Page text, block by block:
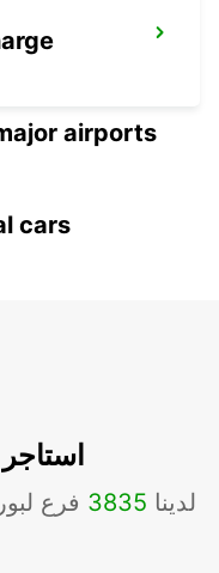
airports
cars
لدينا 3835 فرع